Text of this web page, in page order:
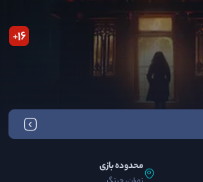
16
+
محدوده بازی